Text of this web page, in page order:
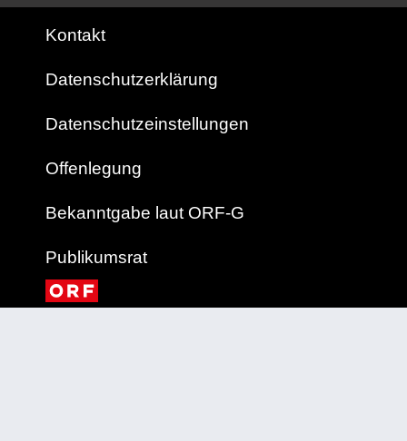
Kontakt
Datenschutzerklärung
Datenschutzeinstellungen
Offenlegung
Bekanntgabe laut ORF-G
Publikumsrat